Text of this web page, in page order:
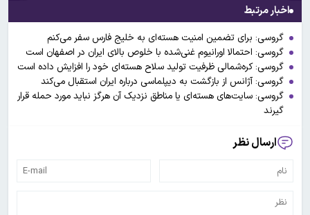
اخبار مرتبط
گروسی: برای تضمین امنیت هسته‌ای به خلیج فارس سفر می‌کنم
گروسی: احتمالا اورانیوم غنی‌شده با خلوص بالای ایران در اصفهان است
گروسی: کره‌شمالی ظرفیت تولید سلاح هسته‌ای خود را افزایش داده است
گروسی: آژانس از بازگشت به دیپلماسی درباره ایران استقبال می‌کند
گروسی: سایت‌های هسته‌ای یا مناطق نزدیک آن هرگز نباید مورد حمله قرار
گیرند
ارسال نظر